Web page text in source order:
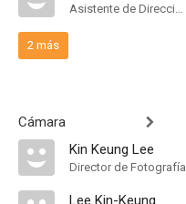
Asistente de Dirección
2 más
Cámara
Kin Keung Lee
Director de Fotografía
Lee Kin-Keung